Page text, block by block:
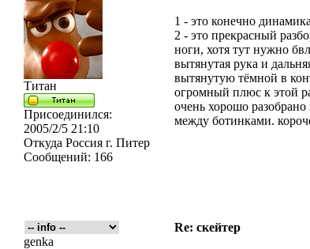
Титан
Присоединился:
2005/2/5 21:10
Откуда Россия г. Питер
Сообщений: 166
1 - это конечно
2 - это прекрасный
ноги, хотя тут нужно
вытянутая рука и
вытянутую тёмной в
огромный плюс к этой
очень хорошо
между ботинками.
Re: скейтер
genka